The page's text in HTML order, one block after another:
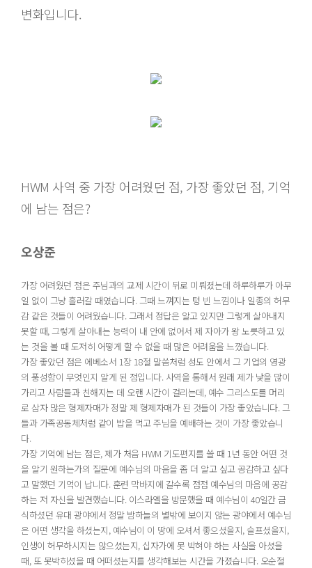
변화입니다.
HWM 사역 중 가장 어려웠던 점, 가장 좋았던 점, 기억
에 남는 점은?
오상준
가장 어려웠던 점은 주님과의 교제 시간이 뒤로 미뤄졌는데 하루하루가 아무
일 없이 그냥 흘러갈 때였습니다. 그때 느껴지는 텅 빈 느낌이나 일종의 허무
감 같은 것들이 어려웠습니다. 그래서 정답은 알고 있지만 그렇게 살아내지
못할 때, 그렇게 살아내는 능력이 내 안에 없어서 제 자아가 왕 노릇하고 있
는 것을 볼 때 도저히 어떻게 할 수 없을 때 많은 어려움을 느꼈습니다.
가장 좋았던 점은 에베소서 1장 18절 말씀처럼 성도 안에서 그 기업의 영광
의 풍성함이 무엇인지 알게 된 점입니다. 사역을 통해서 원래 제가 낯을 많이
가리고 사람들과 친해지는 데 오랜 시간이 걸리는데, 예수 그리스도를 머리
로 삼자 많은 형제자매가 정말 제 형제자매가 된 것들이 가장 좋았습니다. 그
들과 가족공동체처럼 같이 밥을 먹고 주님을 예배하는 것이 가장 좋았습니
다.
가장 기억에 남는 점은, 제가 처음 HWM 기도편지를 쓸 때 1년 동안 어떤 것
을 알기 원하는가의 질문에 예수님의 마음을 좀 더 알고 싶고 공감하고 싶다
고 말했던 기억이 납니다. 훈련 막바지에 갈수록 점점 예수님의 마음에 공감
하는 저 자신을 발견했습니다. 이스라엘을 방문했을 때 예수님이 40일간 금
식하셨던 유대 광야에서 정말 밤하늘의 별밖에 보이지 않는 광야에서 예수님
은 어떤 생각을 하셨는지, 예수님이 이 땅에 오셔서 좋으셨을지, 슬프셨을지,
인생이 허무하시지는 않으셨는지, 십자가에 못 박혀야 하는 사실을 아셨을
때, 또 못박히셨을 때 어떠셨는지를 생각해보는 시간을 가졌습니다. 오순절